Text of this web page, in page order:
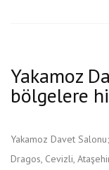
Yakamoz
bölgelere
Yakamoz Davet
Dragos, Cevizli,